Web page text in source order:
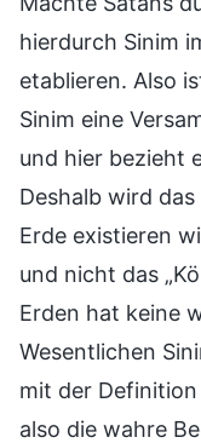
hierdurch Sinim
etablieren. Also
Sinim eine
und hier bezieht
Deshalb wird
Erde existieren
und nicht das
Erden hat keine
Wesentlichen
mit der
also die wahre